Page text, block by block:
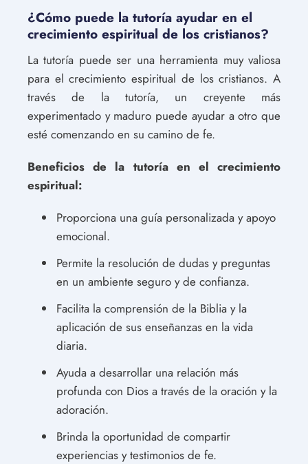
¿Cómo puede la tutoría ayudar en el
crecimiento espiritual de los cristianos?
La tutoría puede ser una herramienta muy valiosa
para el crecimiento espiritual de los cristianos. A
través de la tutoría, un creyente más
experimentado y maduro puede ayudar a otro que
esté comenzando en su camino de fe.
Beneficios de la tutoría en el crecimiento
espiritual:
Proporciona una guía personalizada y apoyo
emocional.
Permite la resolución de dudas y preguntas
en un ambiente seguro y de confianza.
Facilita la comprensión de la Biblia y la
aplicación de sus enseñanzas en la vida
diaria.
Ayuda a desarrollar una relación más
profunda con Dios a través de la oración y la
adoración.
Brinda la oportunidad de compartir
experiencias y testimonios de fe.